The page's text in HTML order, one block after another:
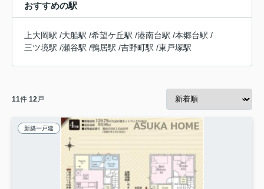
おすすめの駅
上大岡駅 /大船駅 /希望ケ丘駅 /港南台駅 /本郷台駅 /
三ツ境駅 /瀬谷駅 /鴨居駅 /吉野町駅 /東戸塚駅
11件 12戸
新築一戸建